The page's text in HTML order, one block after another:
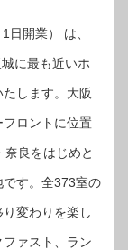
日開業） は、
に最も近いホ
します。大阪
ロントに位置
良をはじめと
す。全373室の
変わりを楽し
ァスト、ラン